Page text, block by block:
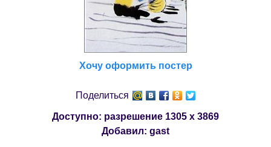
Хочу оформить постер
Поделиться
Доступно: разрешение 1305 x 3869
Добавил: gast